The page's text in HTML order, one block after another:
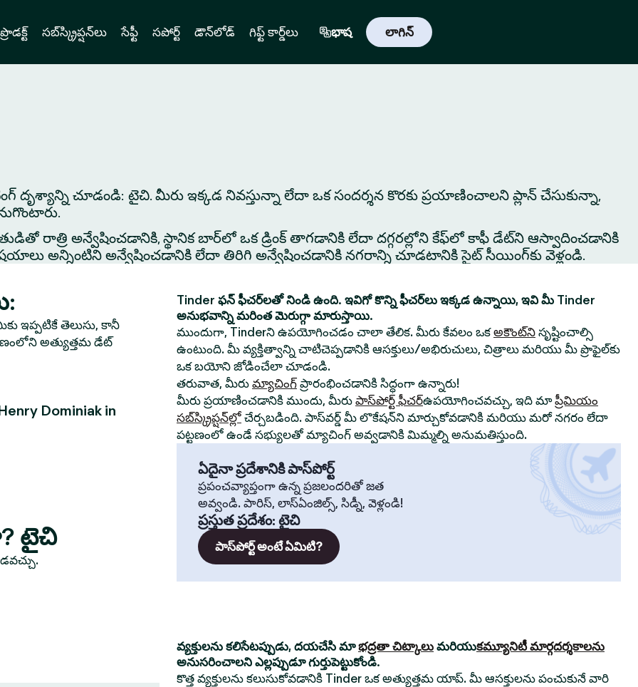
ప్రొడక్ట్ సబ్‌స్క్రిప్షన్‌లు సేఫ్టీ సపోర్ట్ డౌన్‌లోడ్ గిఫ్ట్ కార్డ్‌లు భాష లాగిన్
దృశ్యాన్ని చూడండి: టైచి. మీరు ఇక్కడ నివస్తున్నా లేదా ఒక సందర్శన కొరకు ప్రయాణించాలని ప్లాన్ చేసుకున్నా,
రాత్రి అన్వేషించడానికి, స్థానిక బార్‌లో ఒక డ్రింక్ తాగడానికి లేదా దగ్గరల్లోని కేఫ్‌లో కాఫీ డేట్‌ని ఆస్వాదించడానికి
అన్నింటిని అన్వేషించడానికి లేదా తిరిగి అన్వేషించడానికి నగరాన్ని చూడటానికి సైట్ సీయింగ్‌కు వెళ్లండి.
ఇప్పటికే తెలుసు, కానీ
అత్యుత్తమ డేట్
Dominiak in
టైచి
Tinder ఫన్ ఫీచర్‌లతో నిండి ఉంది. ఇవిగో కొన్ని ఫీచర్‌లు ఇక్కడ ఉన్నాయి, ఇవి మీ Tinder
అనుభవాన్ని మరింత మెరుగ్గా మారుస్తాయి.
ముందుగా, Tinderని ఉపయోగించడం చాలా తేలిక. మీరు కేవలం ఒకఅకౌంట్‌ని సృష్టించాల్సి
ఉంటుంది. మీ వ్యక్తిత్వాన్ని చాటిచెప్పడానికి ఆసక్తులు/అభిరుచులు, చిత్రాలు మరియు మీ ప్రొఫైల్‌కు
ఒక బయోని జోడించేలా చూడండి.
తరువాత, మీరు మ్యాచింగ్ ప్రారంభించడానికి సిద్ధంగా ఉన్నారు!
మీరు ప్రయాణించడానికి ముందు, మీరు పాస్‌పోర్ట్ ఫీచర్ఉపయోగించవచ్చు, ఇది మాప్రీమియం
సబ్‌స్క్రిప్షన్‌ల్లో చేర్చబడింది. పాస్‌వర్డ్ మీ లొకేషన్‌ని మార్చుకోవడానికి మరియు మరో నగరం లేదా
పట్టణంలో ఉండే సభ్యులతో మ్యాచింగ్ అవ్వడానికి మిమ్మల్ని అనుమతిస్తుంది.
ఏదైనా ప్రదేశానికి పాస్‌పోర్ట్
ప్రపంచవ్యాప్తంగా ఉన్న ప్రజలందరితో జత
అవ్వండి. పారిస్, లాస్‌ఏంజిల్స్, సిడ్నీ, వెళ్లండి!
ప్రస్తుత ప్రదేశం: టైచి
పాస్‌పోర్ట్ అంటే ఏమిటి?
వ్యక్తులను కలిసేటప్పుడు, దయచేసి మాభద్రతా చిట్కాలు మరియుకమ్యూనిటీ మార్గదర్శకాలను
అనుసరించాలని ఎల్లప్పుడూ గుర్తుపెట్టుకోండి.
కొత్త వ్యక్తులను కలుసుకోవడానికి Tinder ఒక అత్యుత్తమ యాప్. మీ ఆసక్తులను పంచుకునే వారి